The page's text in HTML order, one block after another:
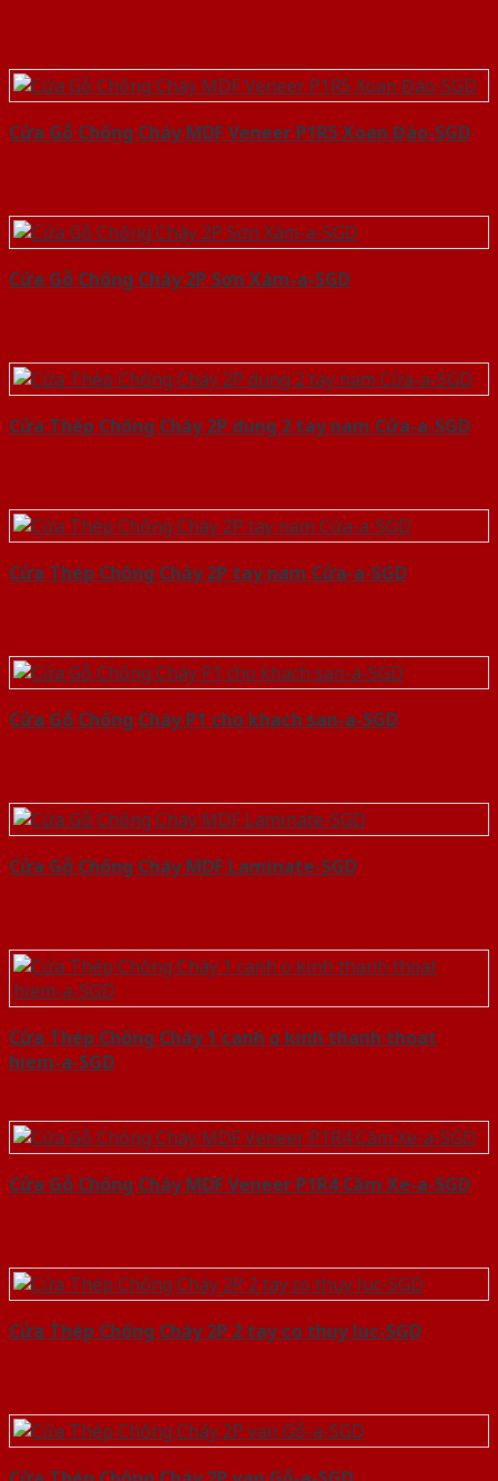
Cửa Gỗ Chống Cháy MDF Veneer P1R5 Xoan Đào-SGD
Cửa Gỗ Chống Cháy 2P Sơn Xám-a-SGD
Cửa Thép Chống Cháy 2P dung 2 tay nam Cửa-a-SGD
Cửa Thép Chống Cháy 2P tay nam Cửa-a-SGD
Cửa Gỗ Chống Cháy P1 cho khach san-a-SGD
Cửa Gỗ Chống Cháy MDF Laminate-SGD
Cửa Thép Chống Cháy 1 canh o kinh thanh thoat
hiem-a-SGD
Cửa Gỗ Chống Cháy MDF Veneer P1R4 Căm Xe-a-SGD
Cửa Thép Chống Cháy 2P 2 tay co thuy luc-SGD